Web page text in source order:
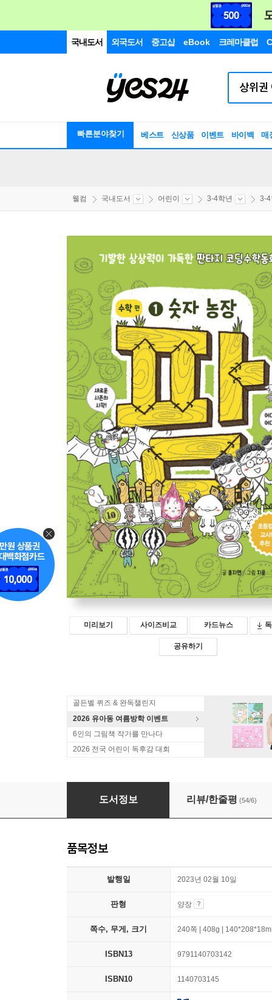
국내도서 외국도서 중고샵 eBook 크레마클럽
빠른분야찾기 베스트 신상품 이벤트 바이백 매
웰컴 국내도서 어린이 3-4학년 3-4
미리보기 사이즈비교 카드뉴스
공유하기
골든벨 퀴즈 & 완독챌린지
2026 유아동 여름방학 이벤트
6인의 그림책 작가를 만나다
2026 전국 어린이 독후감 대회
팜 수학편 1 : 숫자 농장
도서정보 리뷰/한줄평 (54/6)
품목정보
발행일 2023년 02월 10일
판형 양장
쪽수, 무게, 크기 240쪽 | 408g |
ISBN13 9791140703142
ISBN10 1140703145